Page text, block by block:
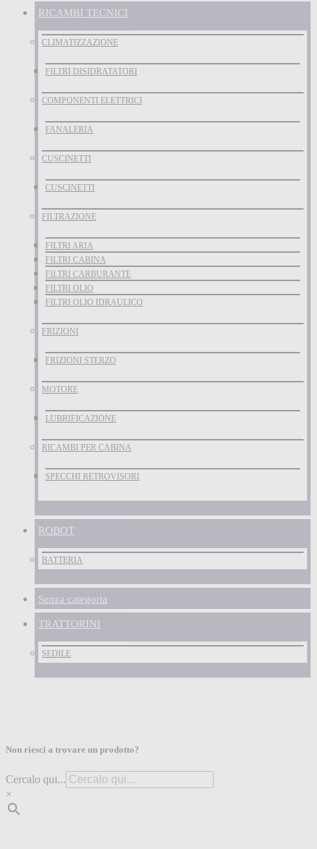
RICAMBI TECNICI
CLIMATIZZAZIONE
FILTRI DISIDRATATORI
COMPONENTI ELETTRICI
FANALERIA
CUSCINETTI
CUSCINETTI
FILTRAZIONE
FILTRI ARIA
FILTRI CABINA
FILTRI CARBURANTE
FILTRI OLIO
FILTRI OLIO IDRAULICO
FRIZIONI
FRIZIONI STERZO
MOTORE
LUBRIFICAZIONE
RICAMBI PER CABINA
SPECCHI RETROVISORI
ROBOT
BATTERIA
Senza categoria
TRATTORINI
SEDILE
Non riesci a trovare un prodotto?
Cercalo qui...
×